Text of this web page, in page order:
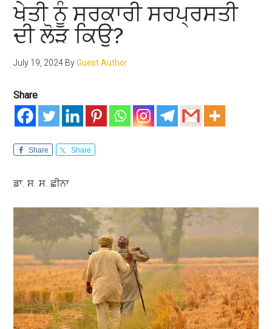
ਖੇਤੀ ਨੂੰ ਸਰਕਾਰੀ ਸਰਪ੍ਰਸਤੀ
ਦੀ ਲੋੜ ਕਿਉ?
July 19, 2024 ByGuest Author
Share
Share Share
ਡਾ. ਸ. ਸ. ਛੀਨਾ